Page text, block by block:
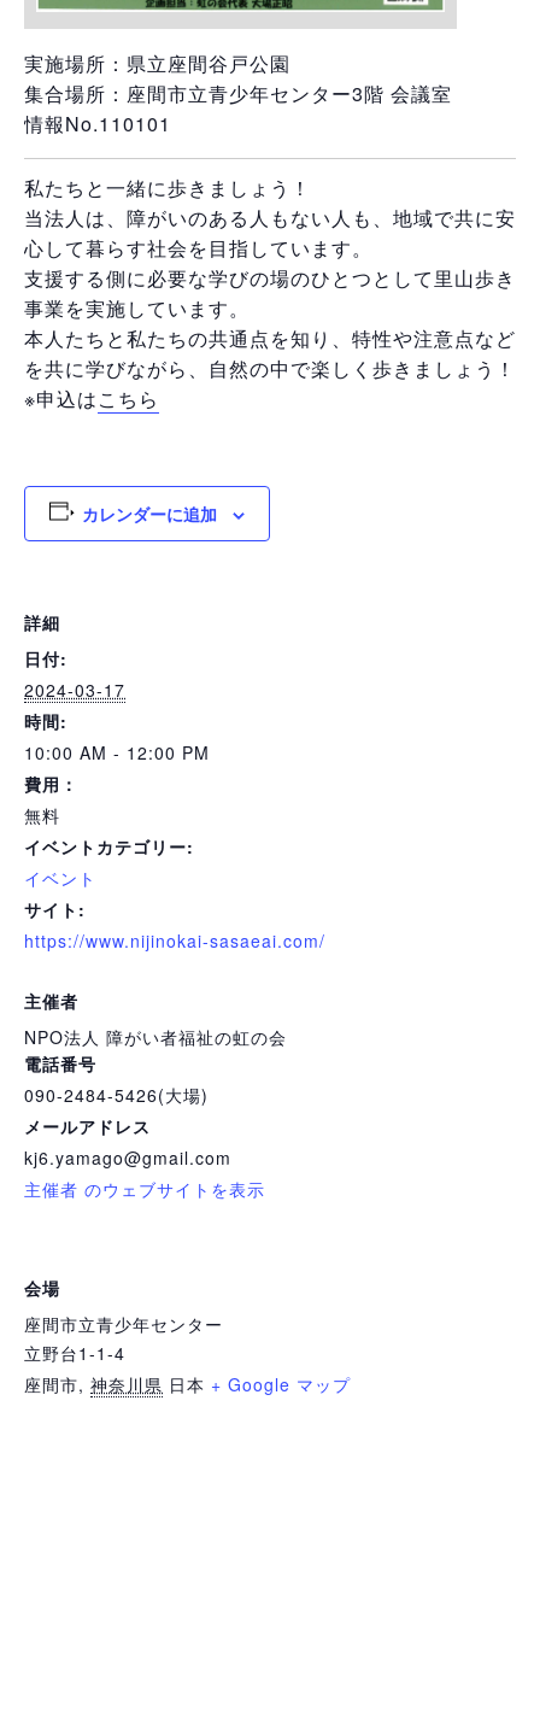
実施場所：県立座間谷戸公園
集合場所：座間市立青少年センター3階 会議室
情報No.110101
私たちと一緒に歩きましょう！
当法人は、障がいのある人もない人も、地域で共に安
心して暮らす社会を目指しています。
支援する側に必要な学びの場のひとつとして里山歩き
事業を実施しています。
本人たちと私たちの共通点を知り、特性や注意点など
を共に学びながら、自然の中で楽しく歩きましょう！
※申込はこちら
カレンダーに追加
詳細
日付:
2024-03-17
時間:
10:00 AM - 12:00 PM
費用：
無料
イベントカテゴリー:
イベント
サイト:
https://www.nijinokai-sasaeai.com/
主催者
NPO法人 障がい者福祉の虹の会
電話番号
090-2484-5426(大場)
メールアドレス
kj6.yamago@gmail.com
主催者 のウェブサイトを表示
会場
座間市立青少年センター
立野台1-1-4
座間市, 神奈川県 日本 + Google マップ